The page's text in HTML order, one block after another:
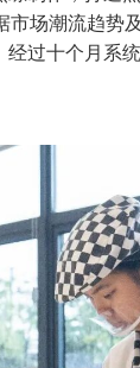
市场潮流趋势
过十个月系